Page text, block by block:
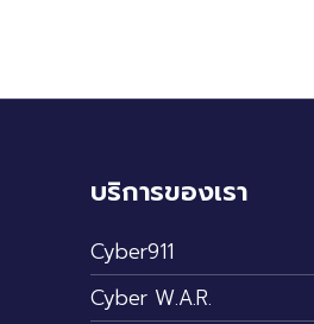
บริการของเรา
Cyber911
Cyber W.A.R.